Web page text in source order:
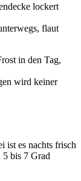
lockert
flaut
in den Tag,
wird keiner
ist es nachts frisch
5 bis 7 Grad